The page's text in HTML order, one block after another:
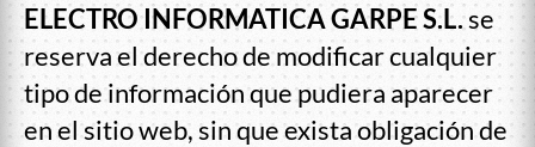
ELECTRO INFORMATICA GARPE S.L.se
reserva el derecho de modificar cualquier
tipo de información que pudiera aparecer
en el sitio web, sin que exista obligación de